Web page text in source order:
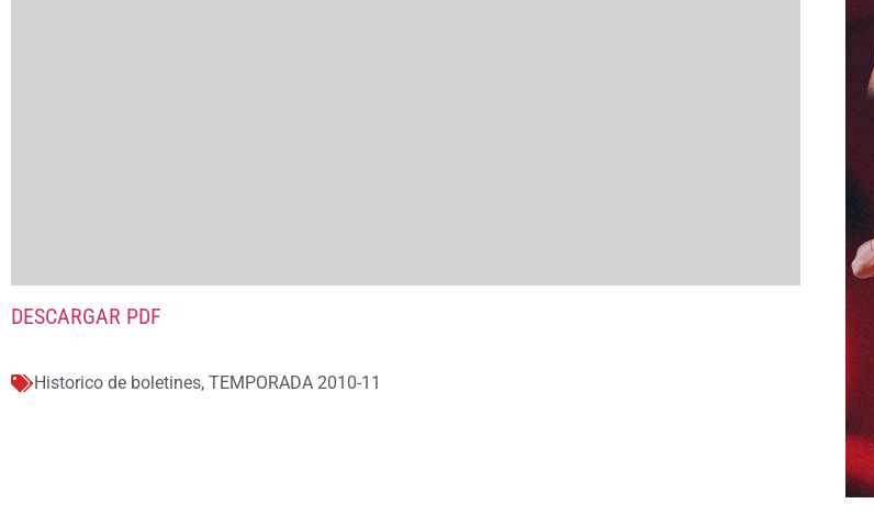
DESCARGAR PDF
Historico de boletines, TEMPORADA 2010-11